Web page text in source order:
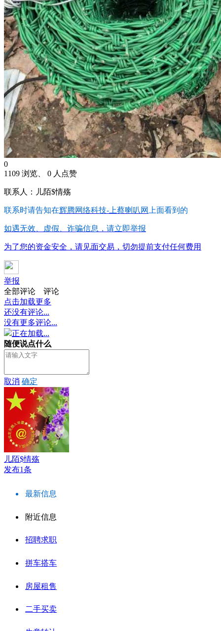
0
1109 浏览、 0 人点赞
联系人：儿陌$情殇
联系时请告知在辉腾网络科技-上蔡喇叭网 上面看到的
如遇无效、虚假、诈骗信息，请立即举报
为了您的资金安全，请见面交易，切勿提前支付任何费用
举报
全部评论
评论
点击加载更多
还没有评论...
没有更多评论...
正在加载...
随便说点什么
取消 确定
儿陌$情殇
发布1条
最新信息
附近信息
招聘求职
拼车搭车
房屋租售
二手买卖